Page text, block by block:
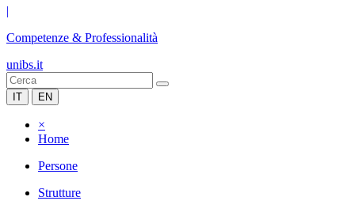
|
Competenze & Professionalità
unibs.it
IT EN
×
Home
Persone
Strutture